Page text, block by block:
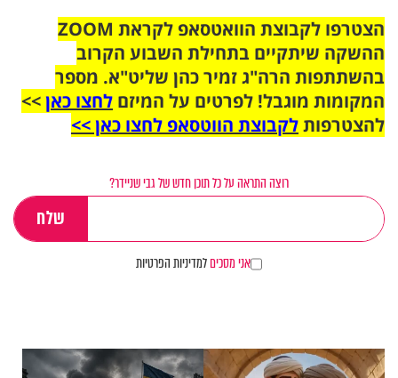
הצטרפו לקבוצת הוואטסאפ לקראת ZOOM
ההשקה שיתקיים בתחילת השבוע הקרוב
בהשתתפות הרה"ג זמיר כהן שליט"א. מספר
המקומות מוגבל! לפרטים על המיזם לחצו כאן>>
להצטרפותלקבוצת הווטסאפ לחצו כאן >>
רוצה התראה על כל תוכן חדש של גבי שניידר?
אני מסכיםלמדיניות הפרטיות